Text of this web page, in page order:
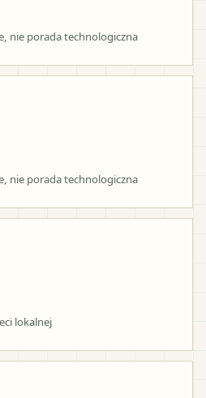
nie porada technologiczna
nie porada technologiczna
lokalnej